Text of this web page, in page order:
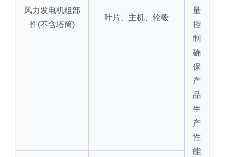
风力发电机组部
件(不含塔筒)
叶片、主机、轮毂
量
控
制
确
保
产
品
生
产
性
能